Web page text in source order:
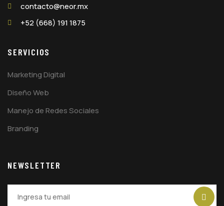
contacto@neor.mx
+52 (668) 191 1875
SERVICIOS
Marketing Digital
Diseño Web
Manejo de Redes Sociales
Branding
NEWSLETTER